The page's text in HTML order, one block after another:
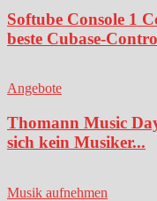
Softube Console 1
beste Cubase-
Angebote
Thomann Music
sich kein Musiker...
Musik aufnehmen